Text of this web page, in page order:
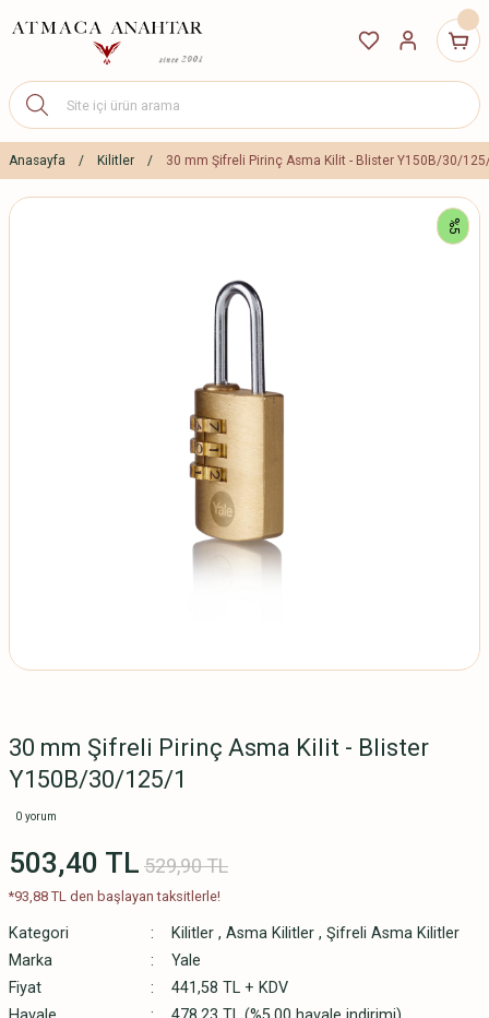
Anasayfa Kilitler 30 mm Şifreli Pirinç Asma Kilit - Blister Y150B/30/
%5
30 mm Şifreli Pirinç Asma Kilit - Blister
Y150B/30/125/1
0 yorum
503,40 TL 529,90 TL
*93,88 TL den başlayan taksitlerle!
Kategori Kilitler , Asma Kilitler , Şifreli Asma Kilitler
Marka
Yale
Fiyat
441,58 TL + KDV